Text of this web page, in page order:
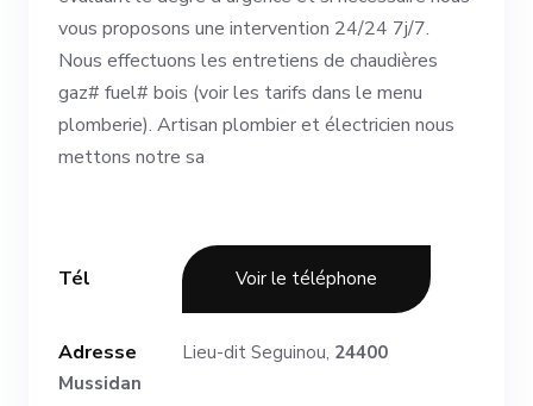
vous proposons une intervention 24/24 7j/7.
Nous effectuons les entretiens de chaudières
gaz# fuel# bois (voir les tarifs dans le menu
plomberie). Artisan plombier et électricien nous
mettons notre sa
Tél Voir le téléphone
Adresse Lieu-dit Seguinou, 24400
Mussidan